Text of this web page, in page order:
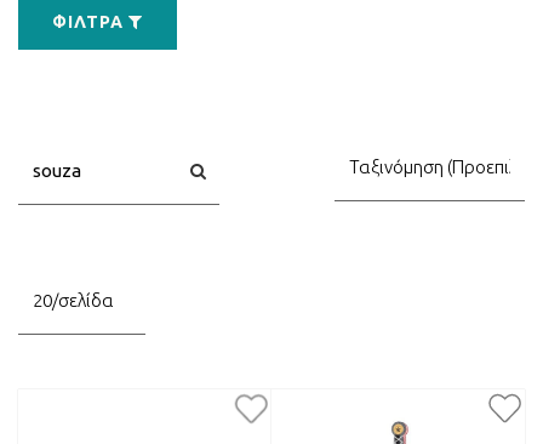
ΦΊΛΤΡΑ
Αναζήτηση